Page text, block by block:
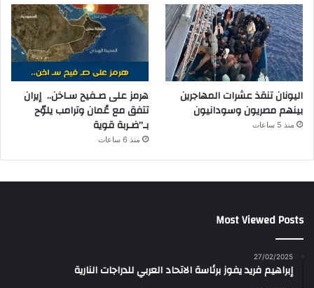
اليونان تنقذ عشرات المهاجرين
بينهم مصريون وسودانيون
منذ 5 ساعات
هرمز على صـفيح سـاخن.. إيران
تتفق مع عُمان وترامب يلوّح
بـ”ضـربة قوية
منذ 6 ساعات
Most Viewed Posts
27/02/2025
إبراهيم فريد يفوز برئاسة الاتحاد العربي للدراجات النارية